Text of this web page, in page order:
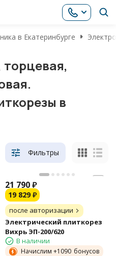
в Екатеринбурге
в
Фильтры
21 790₽
19 829 ₽
после авторизации
Электрический плиткорез
Вихрь ЭП-200/620
В наличии
Начислим +1090 бонусов